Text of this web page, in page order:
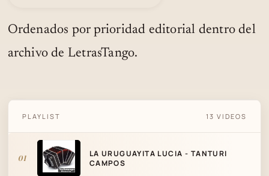
Ordenados por prioridad editorial dentro del
archivo de LetrasTango.
LA URUGUAYITA LUCIA - TANTURI CAMPOS
PLAYLIST 13 VIDEOS
01
LA URUGUAYITA LUCIA - TANTURI
CAMPOS